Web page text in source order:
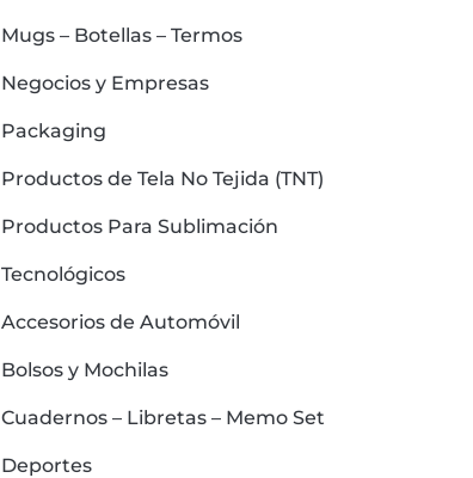
Mugs – Botellas – Termos
Negocios y Empresas
Packaging
Productos de Tela No Tejida (TNT)
Productos Para Sublimación
Tecnológicos
Accesorios de Automóvil
Bolsos y Mochilas
Cuadernos – Libretas – Memo Set
Deportes